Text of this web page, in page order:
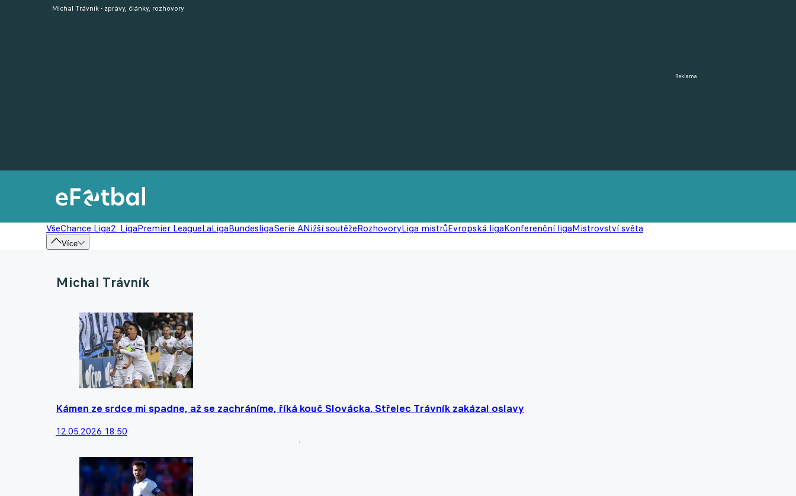
Reklama
VšeChance Liga2. LigaPremier LeagueLaLigaBundesligaSerie ANižší soutěžeRozhovoryLiga mistrůEvropská ligaKonferenční ligaMistrovství světa
Více
Michal Trávník - zprávy, články, rozhovory
Michal Trávník
Kámen ze srdce mi spadne, až se zachráníme, říká kouč Slovácka. Střelec Trávník zakázal oslavy
12.05.2026 18:50